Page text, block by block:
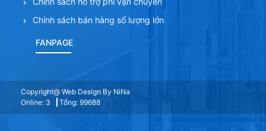
Chính sách bán hàng số lượng lớn
FANPAGE
Copyright@ Web Design By NiNa
Online: 3
Tổng: 99688